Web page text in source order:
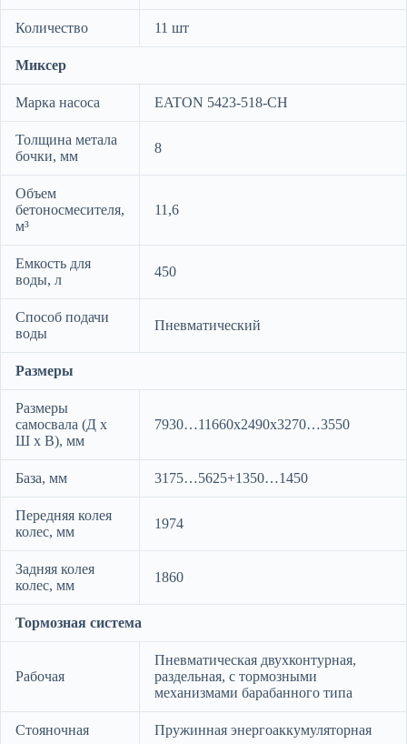
Количество 11 шт
Миксер
Марка насоса EATON 5423-518-CH
Толщина метала
бочки, мм
8
Объем
бетоносмесителя,
м³
11,6
Емкость для
воды, л
450
Способ подачи
воды
Пневматический
Размеры
Размеры
самосвала (Д х
Ш х В), мм
7930…11660x2490x3270…3550
База, мм 3175…5625+1350…1450
Передняя колея
колес, мм
1974
Задняя колея
колес, мм
1860
Тормозная система
Рабочая
Пневматическая двухконтурная,
раздельная, с тормозными
механизмами барабанного типа
Стояночная Пружинная энергоаккумуляторная